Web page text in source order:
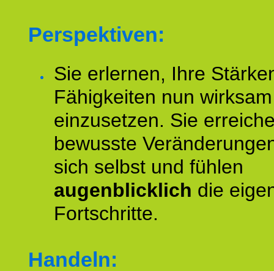
Perspektiven:
Sie erlernen, Ihre
Fähigkeiten nun wirksam
einzusetzen. Sie
bewusste
sich selbst und fühlen
augenblicklich die
Fortschritte.
Handeln: